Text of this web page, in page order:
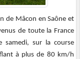
de Mâcon en Saône et
de toute la France
samedi, sur la course
à plus de 80 km/h